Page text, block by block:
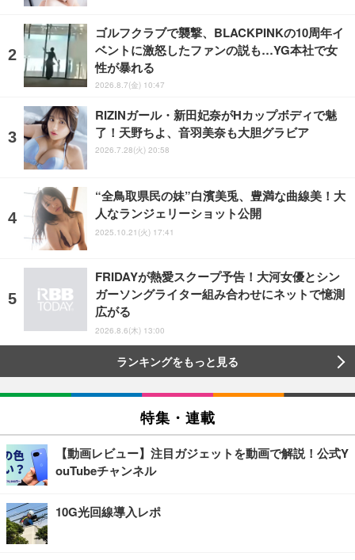
ゴルフクラブで襲撃、BLACKPINKの10周年イ
ベントに激怒したファンの説も…YG本社で女
性が暴れる
2026.8.7(金) 10:47
RIZINガール・新田妃奈がHカップボディで魅
了！天野ちよ、音羽美奈も大胆グラビア
2026.7.28(火) 20:58
“全鳥取県民の妹”白濱美兎、豊満な曲線美！大
人なランジェリーショット公開
2025.10.21(火) 17:41
FRIDAYが熱愛スクープ予告！大河女優とシン
ガーソングライター組み合わせにネットで憶測
広がる
2026.8.6(木) 13:00
ランキングをもっと見る
特集・連載
【動画レビュー】注目ガジェットを動画で解説！公式Y
ouTubeチャンネル
10G光回線導入レポ